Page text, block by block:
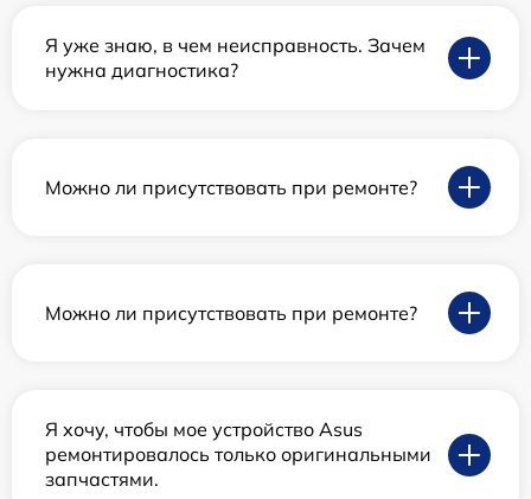
Я уже знаю, в чем неисправность. Зачем
нужна диагностика?
Можно ли присутствовать при ремонте?
Можно ли присутствовать при ремонте?
Я хочу, чтобы мое устройство Asus
ремонтировалось только оригинальными
запчастями.